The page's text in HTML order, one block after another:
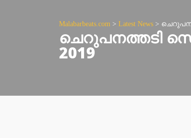
Malabarbeats.com > Latest News >
ചെറുപനത്തടി
2019